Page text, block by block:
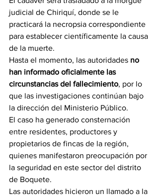
judicial de Chiriquí, donde se le
practicará la necropsia correspondiente
para establecer científicamente la causa
de la muerte.
Hasta el momento, las autoridades no
han informado oficialmente las
circunstancias del fallecimiento, por lo
que las investigaciones continúan bajo
la dirección del Ministerio Público.
El caso ha generado consternación
entre residentes, productores y
propietarios de fincas de la región,
quienes manifestaron preocupación por
la seguridad en este sector del distrito
de Boquete.
Las autoridades hicieron un llamado a la